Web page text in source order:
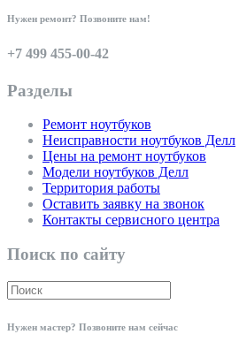
Нужен ремонт? Позвоните нам!
+7 499 455-00-42
Разделы
Ремонт ноутбуков
Неисправности ноутбуков Делл
Цены на ремонт ноутбуков
Модели ноутбуков Делл
Территория работы
Оставить заявку на звонок
Контакты сервисного центра
Поиск по сайту
Нужен мастер? Позвоните нам сейчас